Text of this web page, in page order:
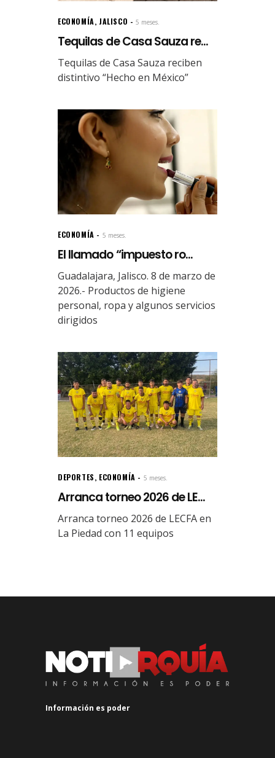
ECONOMÍA, JALISCO 5 meses.
Tequilas de Casa Sauza re...
Tequilas de Casa Sauza reciben
distintivo “Hecho en México”
ECONOMÍA 5 meses.
El llamado “impuesto ro...
Guadalajara, Jalisco. 8 de marzo de
2026.- Productos de higiene
personal, ropa y algunos servicios
dirigidos
DEPORTES, ECONOMÍA 5 meses.
Arranca torneo 2026 de LE...
Arranca torneo 2026 de LECFA en
La Piedad con 11 equipos
Información es poder